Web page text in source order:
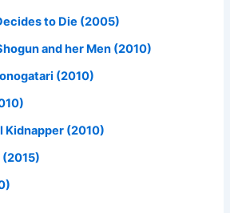
to Die (2005)
and her Men (2010)
(2010)
Kidnapper (2010)